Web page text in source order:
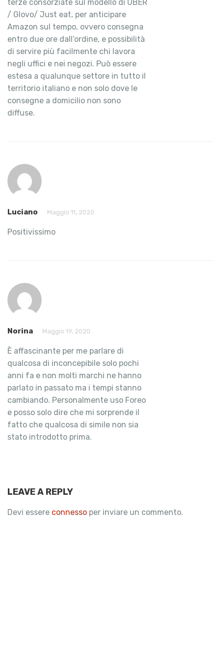
terze consorziate sul modello di UBER
/ Glovo/ Just eat, per anticipare
Amazon sul tempo, ovvero consegna
entro due ore dall’ordine, e possibilità
di servire più facilmente chi lavora
negli uffici e nei negozi. Può essere
estesa a qualunque settore in tutto il
territorio italiano e non solo dove le
consegne a domicilio non sono
diffuse.
Luciano Maggio 11, 2020
Positivissimo
Norina Maggio 19, 2020
È affascinante per me parlare di
qualcosa di inconcepibile solo pochi
anni fa e non molti marchi ne hanno
parlato in passato ma i tempi stanno
cambiando. Personalmente uso Foreo
e posso solo dire che mi sorprende il
fatto che qualcosa di simile non sia
stato introdotto prima.
LEAVE A REPLY
Devi essere connesso per inviare un commento.